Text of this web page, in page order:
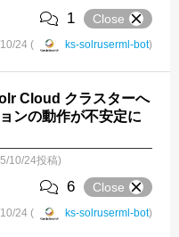
1 Close
24 ( ks-solruserml-bot)
Cloud クラスターへ
ンの動作が不安定に
10/24投稿)
6 Close
24 ( ks-solruserml-bot)